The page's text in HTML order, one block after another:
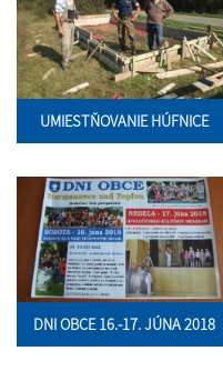
UMIESTŇOVANIE HÚFNICE
DNI OBCE 16.-17. JÚNA 2018